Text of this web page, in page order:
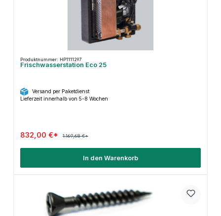
Produktnummer: HP1111297
Frischwasserstation Eco 25
Versand per Paketdienst
Lieferzeit innerhalb von 5-8 Wochen
832,00 €* 1.169,68 €*
In den Warenkorb